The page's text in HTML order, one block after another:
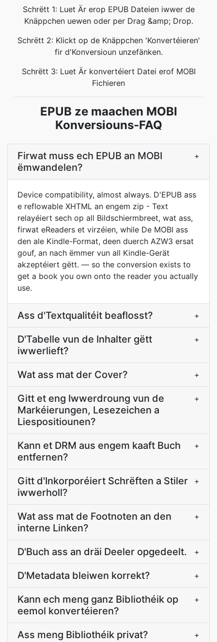
Schrëtt 1: Luet Är erop EPUB Dateien iwwer de
Knäppchen uewen oder per Drag &amp; Drop.
Schrëtt 2: Klickt op de Knäppchen 'Konvertéieren'
fir d'Konversioun unzefänken.
Schrëtt 3: Luet Är konvertéiert Datei erof MOBI
Fichieren
EPUB ze maachen MOBI
Konversiouns-FAQ
Firwat muss ech EPUB an MOBI
ëmwandelen?
+
Device compatibility, almost always. D'EPUB ass
e reflowable XHTML an engem zip - Text
relayéiert sech op all Bildschiermbreet, wat ass,
firwat eReaders et virzéien, while De MOBI ass
den ale Kindle-Format, deen duerch AZW3 ersat
gouf, an nach ëmmer vun all Kindle-Gerät
akzeptéiert gëtt. — so the conversion exists to
get a book you own onto the reader you actually
use.
Ass d'Textqualitéit beaflosst? +
D'Tabelle vun de Inhalter gëtt
iwwerlieft?
+
Wat ass mat der Cover? +
Gitt et eng Iwwerdroung vun de
Markéierungen, Lesezeichen a
Liespositiounen?
+
Kann et DRM aus engem kaaft Buch
entfernen?
+
Gitt d'Inkorporéiert Schrëften a Stiler
iwwerholl?
+
Wat ass mat de Footnoten an den
interne Linken?
+
D'Buch ass an dräi Deeler opgedeelt. +
D'Metadata bleiwen korrekt? +
Kann ech meng ganz Bibliothéik op
eemol konvertéieren?
+
Ass meng Bibliothéik privat? +